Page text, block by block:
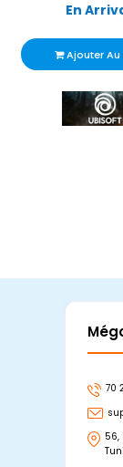
En
Ajouter Au
70
56,